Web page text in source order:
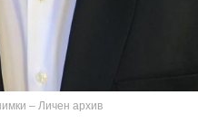
– Личен архив